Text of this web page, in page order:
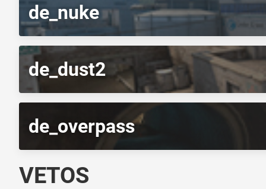
de_nuke
de_dust2
de_overpass
VETOS